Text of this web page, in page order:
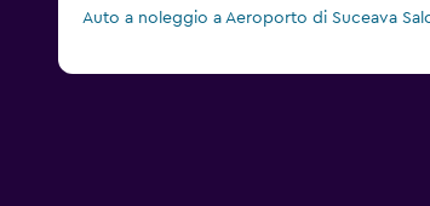
Auto a noleggio a Aeroporto di Suceava